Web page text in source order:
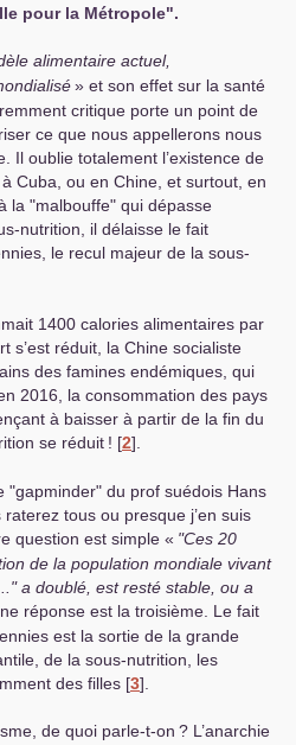
pour la Métropole".
alimentaire actuel,
» et son effet sur la santé
critique porte un point de
ce que nous appellerons nous
Il oublie totalement l’existence de
Cuba, ou en Chine, et surtout, en
la "malbouffe" qui dépasse
nutrition, il délaisse le fait
le recul majeur de la sous-
1400 calories alimentaires par
s’est réduit, la Chine socialiste
des famines endémiques, qui
2016, la consommation des pays
à baisser à partir de la fin du
se réduit ! [2]
"gapminder" du prof suédois Hans
tous ou presque j’en suis
question est simple « "Ces 20
de la population mondiale vivant
a doublé, est resté stable, ou a
réponse est la troisième. Le fait
est la sortie de la grande
de la sous-nutrition, les
des filles [3]
de quoi parle-t-on ? L’anarchie